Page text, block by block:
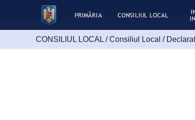
PRIMĂRIA CONSILIUL LOCAL
CONSILIUL LOCAL /Consiliul Local /